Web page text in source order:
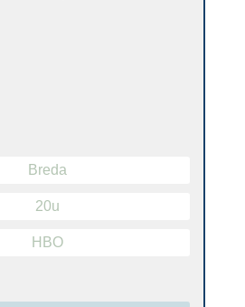
Breda
20u
HBO